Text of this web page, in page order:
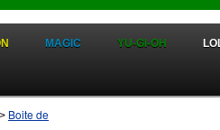
MAGIC YU-GI-OH
> Boite de